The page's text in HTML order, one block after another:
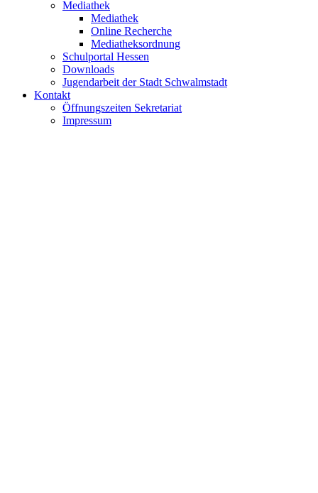
Mediathek
Mediathek
Online Recherche
Mediatheksordnung
Schulportal Hessen
Downloads
Jugendarbeit der Stadt Schwalmstadt
Kontakt
Öffnungszeiten Sekretariat
Impressum